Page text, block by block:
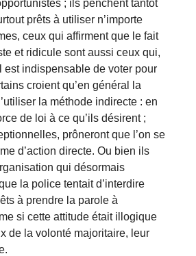
; ils penchent tantôt
prêts à utiliser n’importe
ceux qui affirment que le fait
et ridicule sont aussi ceux qui,
est indispensable de voter pour
croient qu’en général la
la méthode indirecte : en
de loi à ce qu’ils désirent ;
prôneront que l’on se
d’action directe. Ou bien ils
qui désormais
la police tentait d’interdire
à prendre la parole à
si cette attitude était illogique
de la volonté majoritaire, leur